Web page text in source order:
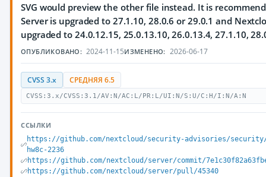
SVG would preview the other file instead. It is
Server is upgraded to 27.1.10, 28.0.6 or 29.0.1 and
upgraded to 24.0.12.15, 25.0.13.10, 26.0.13.4, 27.1.10,
ОПУБЛИКОВАНО: 2024-11-15ИЗМЕНЕНО: 2026-06-17
CVSS 3.x СРЕДНЯЯ 6.5
CVSS:3.x/CVSS:3.1/AV:N/AC:L/PR:L/UI:N/S:U/C:H/I:N/A:N
ССЫЛКИ
https://github.com/nextcloud/security-advisories/security/
hw8c-2236
https://github.com/nextcloud/server/commit/
https://github.com/nextcloud/server/pull/45340